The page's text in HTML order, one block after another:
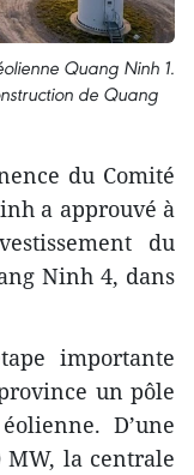
Quang Ninh 1.
de Quang
du Comité
a approuvé à
du
Ninh 4, dans
importante
un pôle
D’une
MW, la centrale